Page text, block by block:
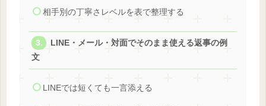
相手別の丁寧さレベルを表で整理する
LINE・メール・対面でそのまま使える返事の例
文
LINEでは短くても一言添える